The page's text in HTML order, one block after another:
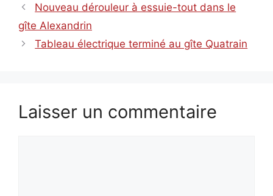
Nouveau dérouleur à essuie-tout dans le
gîte Alexandrin
Tableau électrique terminé au gîte Quatrain
Laisser un commentaire